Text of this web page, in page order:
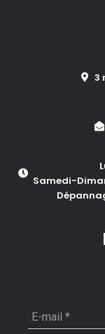
3
Samedi-
E-
mail